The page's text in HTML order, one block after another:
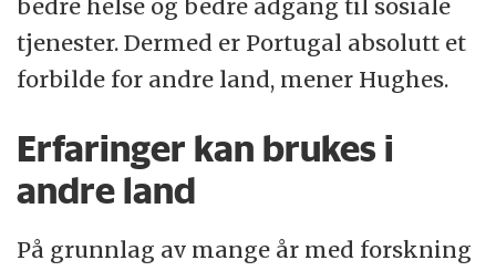
bedre helse og bedre adgang til sosiale
tjenester. Dermed er Portugal absolutt et
forbilde for andre land, mener Hughes.
Erfaringer kan brukes i
andre land
På grunnlag av mange år med forskning